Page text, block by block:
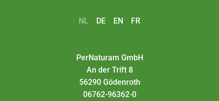
NL DE EN FR
PerNaturam GmbH
An der Trift 8
56290 Gödenroth
06762-96362-0